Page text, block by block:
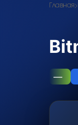
Главная
—